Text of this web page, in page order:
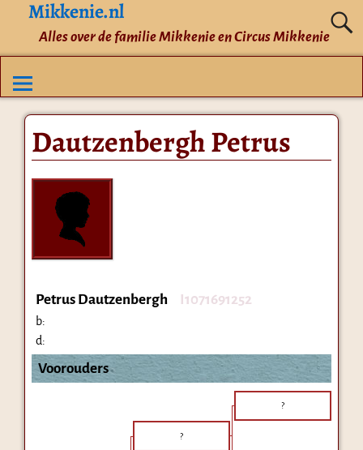
Mikkenie.nl
Alles over de familie Mikkenie en Circus Mikkenie
Dautzenbergh Petrus
Petrus Dautzenbergh I1071691252
b:
d:
Voorouders
?
?